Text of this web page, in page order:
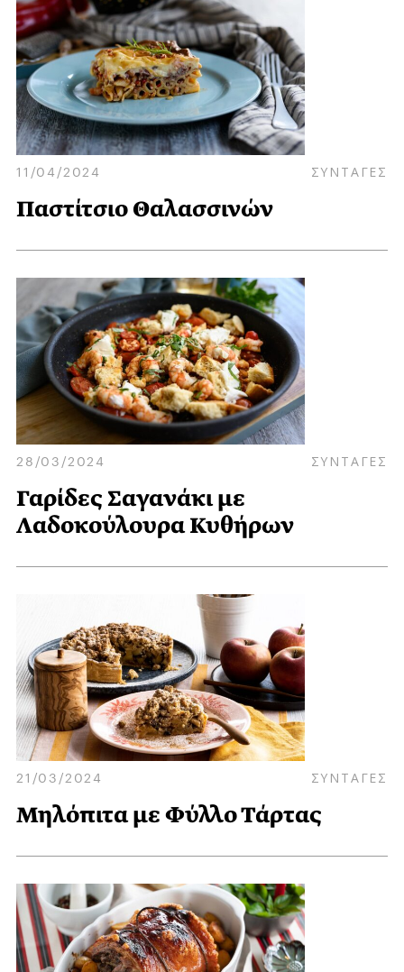
11/04/2024 ΣΥΝΤΑΓΕΣ
Παστίτσιο Θαλασσινών
28/03/2024 ΣΥΝΤΑΓΕΣ
Γαρίδες Σαγανάκι με
Λαδοκούλουρα Κυθήρων
21/03/2024 ΣΥΝΤΑΓΕΣ
Μηλόπιτα με Φύλλο Τάρτας